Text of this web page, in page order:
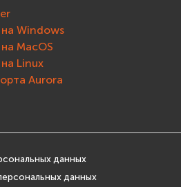
Aurora
приложений
Windows
MacOS
Linux
Aurora
данных
данных